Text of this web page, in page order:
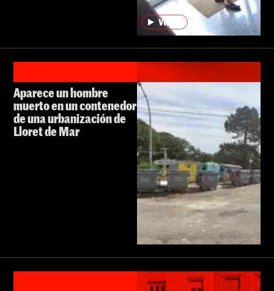
Aparece un hombre
muerto en un contenedor
de una urbanización de
Lloret de Mar